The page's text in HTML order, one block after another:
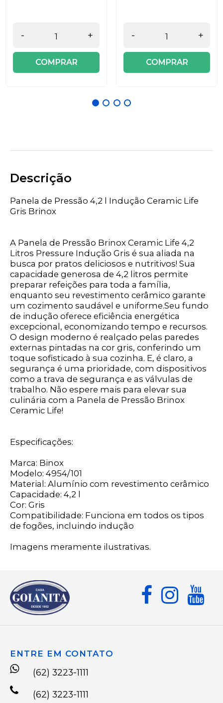
- +
COMPRAR
- +
COMPRAR
Descrição
Panela de Pressão 4,2 l Indução Ceramic Life
Gris Brinox
A Panela de Pressão Brinox Ceramic Life 4,2
Litros Pressure Indução Gris é sua aliada na
busca por pratos deliciosos e nutritivos! Sua
capacidade generosa de 4,2 litros permite
preparar refeições para toda a família,
enquanto seu revestimento cerâmico garante
um cozimento saudável e uniforme.Seu fundo
de indução oferece eficiência energética
excepcional, economizando tempo e recursos.
O design moderno é realçado pelas paredes
externas pintadas na cor gris, conferindo um
toque sofisticado à sua cozinha. E, é claro, a
segurança é uma prioridade, com dispositivos
como a trava de segurança e as válvulas de
trabalho. Não espere mais para elevar sua
culinária com a Panela de Pressão Brinox
Ceramic Life!
Especificações:
Marca: Binox
Modelo: 4954/101
Material: Alumínio com revestimento cerâmico
Capacidade: 4,2 l
Cor: Gris
Compatibilidade: Funciona em todos os tipos
de fogões, incluindo indução
Imagens meramente ilustrativas.
ENTRE EM CONTATO
(62) 3223-1111
(62) 3223-1111